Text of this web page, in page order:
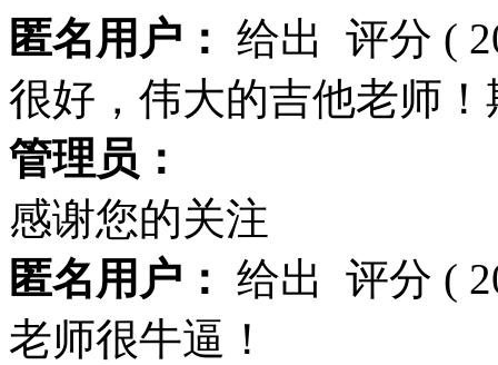
匿名用户： 给出 评分 (
很好，伟大的吉他老师
管理员：
感谢您的关注
匿名用户： 给出 评分 (
老师很牛逼！